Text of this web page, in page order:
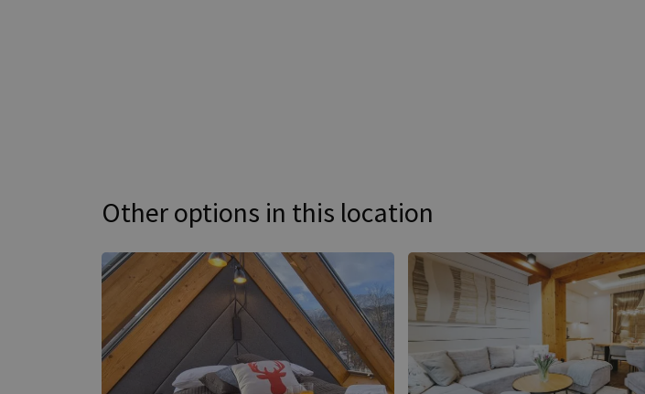
Other options in this location